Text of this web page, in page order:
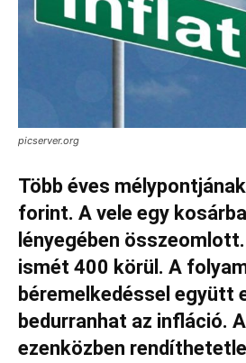
picserver.org
Több éves
forint. A vele egy
lényegében
ismét 400 körül. A
béremelkedéssel együtt
bedurranhat az infláció.
ezenközben